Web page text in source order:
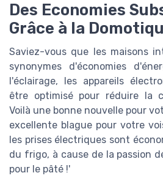
Des Economies
Grâce à la
Saviez-vous que les maisons
synonymes d'économies
l'éclairage, les appareils
être optimisé pour réduire la
Voilà une bonne nouvelle pour
excellente blague pour votre
les prises électriques sont
du frigo, à cause de la passion
pour le pâté !'